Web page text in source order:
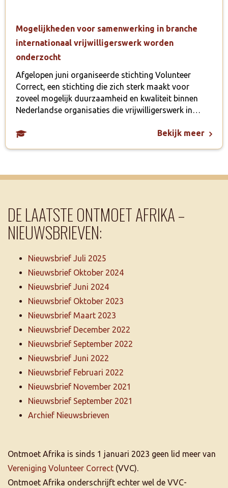
Mogelijkheden voor samenwerking in branche
internationaal vrijwilligerswerk worden
onderzocht
Afgelopen juni organiseerde stichting Volunteer
Correct, een stichting die zich sterk maakt voor
zoveel mogelijk duurzaamheid en kwaliteit binnen
Nederlandse organisaties die vrijwilligerswerk in…
Bekijk meer
DE LAATSTE ONTMOET AFRIKA –
NIEUWSBRIEVEN:
Nieuwsbrief Juli 2025
Nieuwsbrief Oktober 2024
Nieuwsbrief Juni 2024
Nieuwsbrief Oktober 2023
Nieuwsbrief Maart 2023
Nieuwsbrief December 2022
Nieuwsbrief September 2022
Nieuwsbrief Juni 2022
Nieuwsbrief Februari 2022
Nieuwsbrief November 2021
Nieuwsbrief September 2021
Archief Nieuwsbrieven
Ontmoet Afrika is sinds 1 januari 2023 geen lid meer van
Vereniging Volunteer Correct (VVC).
Ontmoet Afrika onderschrijft echter wel de VVC-